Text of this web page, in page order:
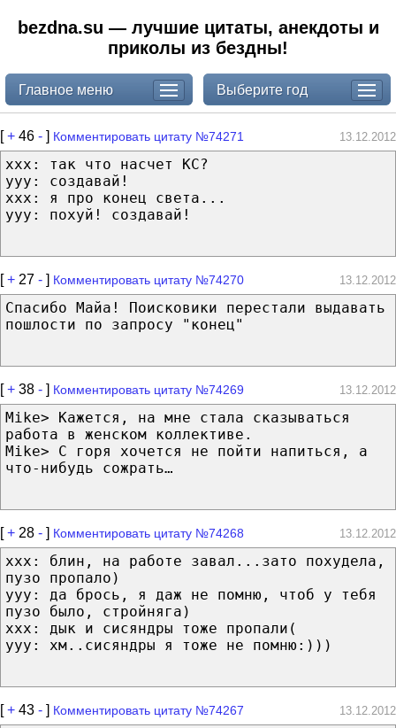
bezdna.su — лучшие цитаты, анекдоты и
приколы из бездны!
Главное меню Выберите год
[+ 46 - ] Комментировать цитату №74271 13.12.2012
xxx: так что насчет КС?
yyy: создавай!
xxx: я про конец света...
yyy: похуй! создавай!
[+ 27 - ] Комментировать цитату №74270 13.12.2012
Спасибо Майа! Поисковики перестали выдавать
пошлости по запросу "конец"
[+ 38 - ] Комментировать цитату №74269 13.12.2012
Mike> Кажется, на мне стала сказываться
работа в женском коллективе.
Mike> С горя хочется не пойти напиться, а
что-нибудь сожрать…
[+ 28 - ] Комментировать цитату №74268 13.12.2012
xxx: блин, на работе завал...зато похудела,
пузо пропало)
yyy: да брось, я даж не помню, чтоб у тебя
пузо было, стройняга)
xxx: дык и сисяндры тоже пропали(
yyy: хм..сисяндры я тоже не помню:)))
[+ 43 - ] Комментировать цитату №74267 13.12.2012